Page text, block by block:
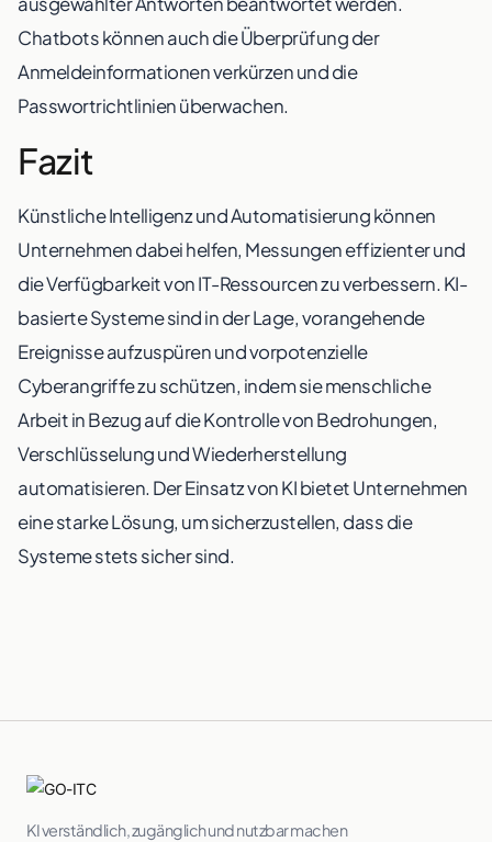
Chatbots können auch die Überprüfung der
Anmeldeinformationen verkürzen und die
Passwortrichtlinien überwachen.
Fazit
Künstliche Intelligenz und Automatisierung können
Unternehmen dabei helfen, Messungen effizienter und
die Verfügbarkeit von IT-Ressourcen zu verbessern. KI-
basierte Systeme sind in der Lage, vorangehende
Ereignisse aufzuspüren und vorpotenzielle
Cyberangriffe zu schützen, indem sie menschliche
Arbeit in Bezug auf die Kontrolle von Bedrohungen,
Verschlüsselung und Wiederherstellung
automatisieren. Der Einsatz von KI bietet Unternehmen
eine starke Lösung, um sicherzustellen, dass die
Systeme stets sicher sind.
KI verständlich, zugänglich und nutzbar machen